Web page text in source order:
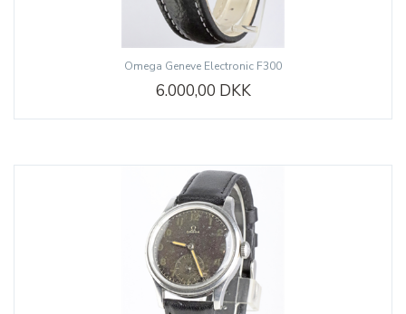
Omega Geneve Electronic F300
6.000,00 DKK